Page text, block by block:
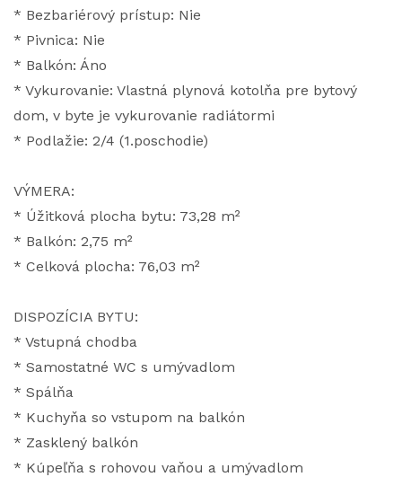
* Bezbariérový prístup: Nie
* Pivnica: Nie
* Balkón: Áno
* Vykurovanie: Vlastná plynová kotolňa pre bytový
dom, v byte je vykurovanie radiátormi
* Podlažie: 2/4 (1.poschodie)
VÝMERA:
* Úžitková plocha bytu: 73,28 m²
* Balkón: 2,75 m²
* Celková plocha: 76,03 m²
DISPOZÍCIA BYTU:
* Vstupná chodba
* Samostatné WC s umývadlom
* Spálňa
* Kuchyňa so vstupom na balkón
* Zasklený balkón
* Kúpeľňa s rohovou vaňou a umývadlom